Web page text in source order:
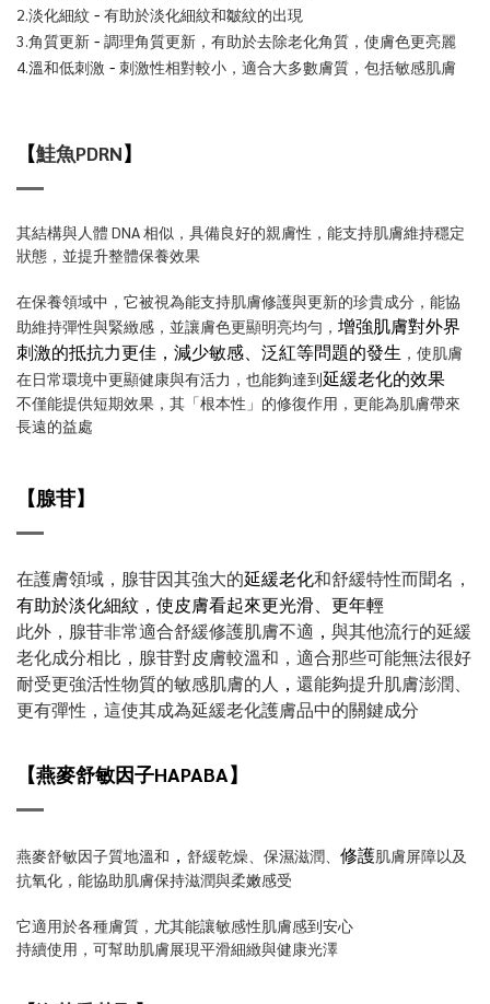
2.淡化細紋 - 有助於淡化細紋和皺紋的出現
3.角質更新 - 調理角質更新，有助於去除老化角質，使膚色更亮麗
4.溫和低刺激 - 刺激性相對較小，適合大多數膚質，包括敏感肌膚
【鮭魚PDRN】
其結構與人體 DNA 相似，具備良好的親膚性，能支持肌膚維持穩定
狀態，並提升整體保養效果
在保養領域中，它被視為能支持肌膚修護與更新的珍貴成分，能協
助維持彈性與緊緻感，並讓膚色更顯明亮均勻， 增強肌膚對外界
刺激的抵抗力更佳，減少敏感、泛紅等問題的發生 ，使肌膚
在日常環境中更顯健康與有活力，也能夠達到延緩老化的效果
不僅能提供短期效果，其「根本性」的修復作用，更能為肌膚帶來
長遠的益處
【腺苷】
在護膚領域，腺苷因其強大的延緩老化和舒緩特性而聞名，
有助於淡化細紋，使皮膚看起來更光滑、更年輕
此外，腺苷非常適合舒緩修護肌膚不適 ， 與其他流行的延緩
老化成分相比，腺苷對皮膚較溫和，適合那些可能無法很好
耐受更強活性物質的敏感肌膚的人 ， 還能夠提升肌膚澎潤、
更有彈性，這使其成為延緩老化護膚品中的關鍵成分
【燕麥舒敏因子HAPABA】
燕麥舒敏因子質地溫和 ， 舒緩乾燥、保濕滋潤、 修護肌膚屏障以及
抗氧化，能協助肌膚保持滋潤與柔嫩感受
它適用於各種膚質，尤其能讓敏感性肌膚感到安心
持續使用，可幫助肌膚展現平滑細緻與健康光澤